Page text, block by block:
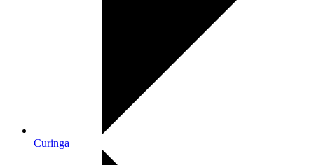
Curinga